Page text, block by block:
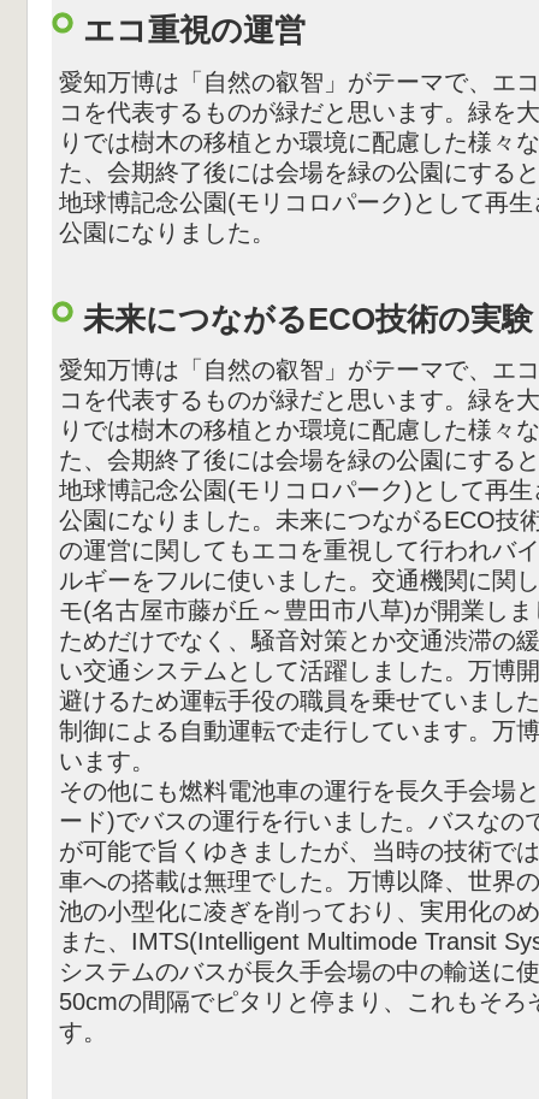
エコ重視の運営
愛知万博は「自然の叡智」がテーマで、エ
コを代表するものが緑だと思います。緑を
りでは樹木の移植とか環境に配慮した様々
た、会期終了後には会場を緑の公園にする
地球博記念公園(モリコロパーク)として再
公園になりました。
未来につながるECO技術の実験
愛知万博は「自然の叡智」がテーマで、エ
コを代表するものが緑だと思います。緑を
りでは樹木の移植とか環境に配慮した様々
た、会期終了後には会場を緑の公園にする
地球博記念公園(モリコロパーク)として再
公園になりました。未来につながるECO技
の運営に関してもエコを重視して行われバ
ルギーをフルに使いました。交通機関に関
モ(名古屋市藤が丘～豊田市八草)が開業し
ためだけでなく、騒音対策とか交通渋滞の
い交通システムとして活躍しました。万博
避けるため運転手役の職員を乗せていまし
制御による自動運転で走行しています。万
います。
その他にも燃料電池車の運行を長久手会場
ード)でバスの運行を行いました。バスなの
が可能で旨くゆきましたが、当時の技術で
車への搭載は無理でした。万博以降、世界
池の小型化に凌ぎを削っており、実用化の
また、IMTS(Intelligent Multimode Transit
システムのバスが長久手会場の中の輸送に
50cmの間隔でピタリと停まり、これもそろ
す。